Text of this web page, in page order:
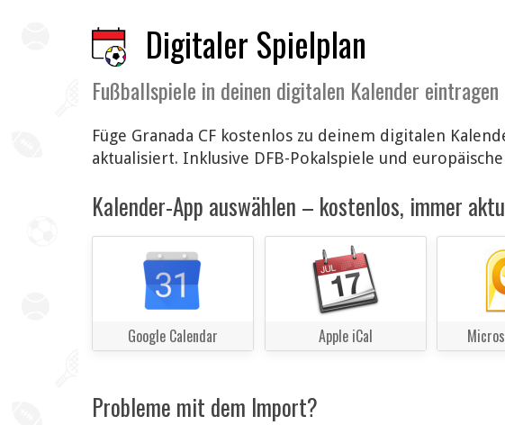
Digitaler Spielplan
Fußballspiele in deinen digitalen Kalender eintragen
Füge Granada CF kostenlos zu deinem digitalen
aktualisiert. Inklusive DFB-Pokalspiele und europäische
Kalender-App auswählen – kostenlos, immer
Google Calendar Apple iCal
Probleme mit dem Import?